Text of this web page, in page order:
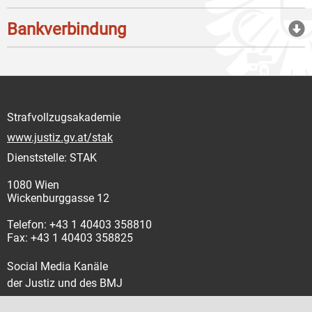
Bankverbindung
Strafvollzugsakademie
www.justiz.gv.at/stak
Dienststelle: STAK
1080 Wien
Wickenburggasse 12
Telefon: +43 1 40403 358810
Fax: +43 1 40403 358825
Social Media Kanäle
der Justiz und des BMJ